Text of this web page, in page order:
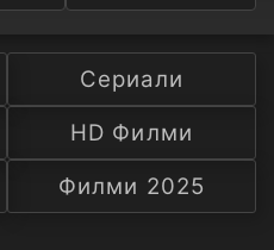
Ф
С
А
Сериали
HD Филми
Филми 2025